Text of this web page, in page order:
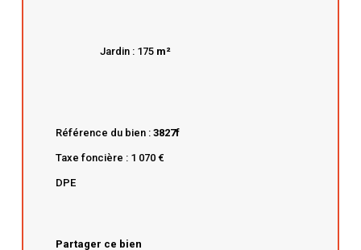
Jardin : 175 m²
Référence du bien :3827f
Taxe foncière : 1 070 €
DPE
Partager ce bien